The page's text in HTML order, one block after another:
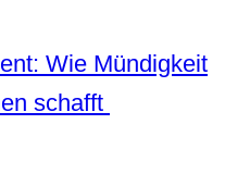
Wie Mündigkeit
schafft